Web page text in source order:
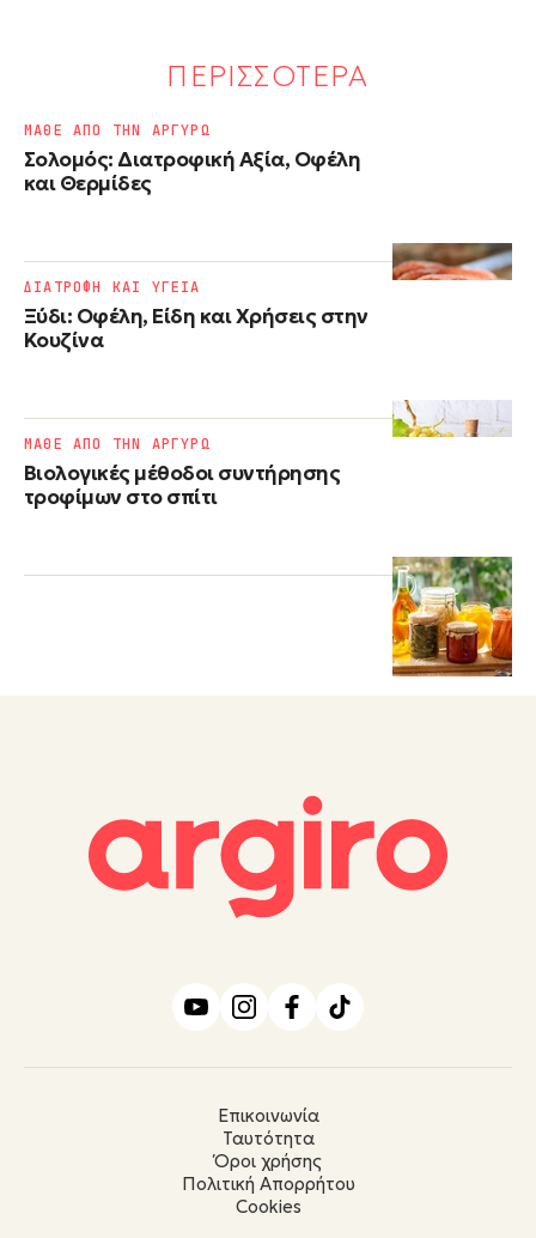
ΠΕΡΙΣΣΟΤΕΡΑ
Σολομός: Διατροφική Αξία, Οφέλη
και Θερμίδες
ΜΑΘΕ ΑΠΟ ΤΗΝ ΑΡΓΥΡΩ
Ξύδι: Οφέλη, Είδη και Χρήσεις στην
Κουζίνα
ΔΙΑΤΡΟΦΗ ΚΑΙ ΥΓΕΙΑ
Βιολογικές μέθοδοι συντήρησης
τροφίμων στο σπίτι
ΜΑΘΕ ΑΠΟ ΤΗΝ ΑΡΓΥΡΩ
Επικοινωνία
Ταυτότητα
Όροι χρήσης
Πολιτική Απορρήτου
Cookies